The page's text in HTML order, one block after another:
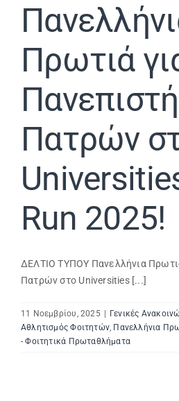
Πρωτιά
Πατρών
Run 2025!
ΔΕΛΤΙΟ ΤΥΠΟΥ Πανελλήνια
Πατρών στο Universities [...]
11 Νοεμβρίου, 2025 Γενικές
Αθλητισμός Φοιτητών, Πανελλήνια
- Φοιτητικά Πρωταθλήματα